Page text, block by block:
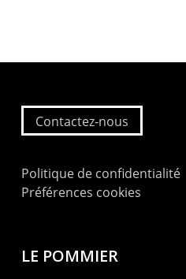
Contactez-nous
Politique de confidentialité
Préférences cookies
LE POMMIER